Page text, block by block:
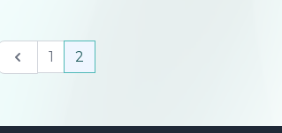
Previous
1 2